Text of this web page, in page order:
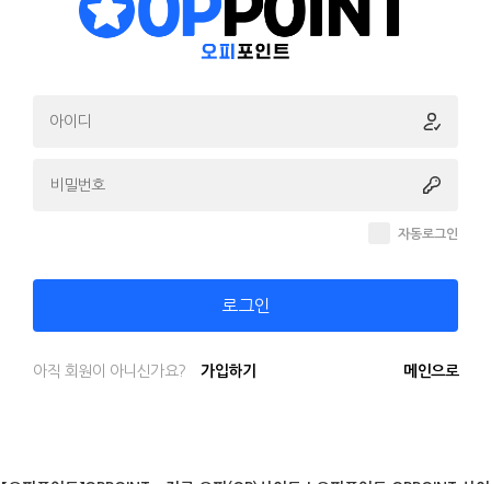
자동로그인
로그인
아직 회원이 아니신가요? 가입하기 메인으로